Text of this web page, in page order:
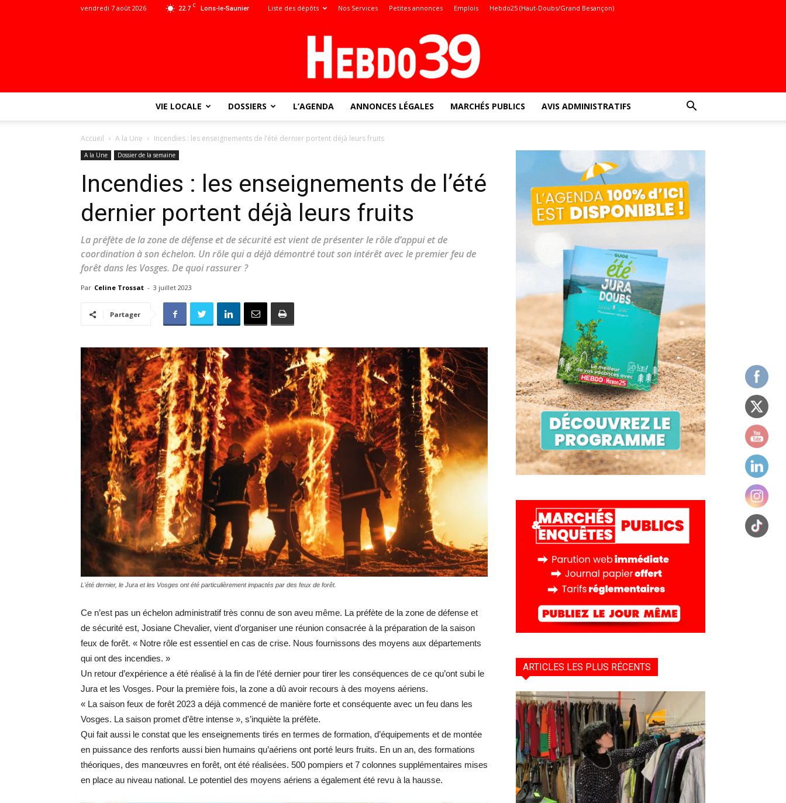
22.7 C Lons-le-Saunier
vendredi 7 août 2026 Liste des dépôts Nos Services Petites annonces Emplois Hebdo25 (Haut-Doubs/Grand Besançon)
l'info
locale
Hebdo39
VIE LOCALE DOSSIERS L’AGENDA ANNONCES LÉGALES MARCHÉS PUBLICS AVIS ADMINISTRATIFS
Accueil A la Une Incendies : les enseignements de l’été dernier portent déjà leurs fruits
A la Une Dossier de la semaine
Incendies : les enseignements de l’été
dernier portent déjà leurs fruits
La préfète de la zone de défense et de sécurité est vient de présenter le rôle d’appui et de
coordination à son échelon. Un rôle qui a déjà démontré tout son intérêt avec le premier feu de
forêt dans les Vosges. De quoi rassurer ?
Par Celine Trossat - 3 juillet 2023
Partager
L'été dernier, le Jura et les Vosges ont été particulièrement impactés par des feux de forêt.
Ce n’est pas un échelon administratif très connu de son aveu même. La préfète de la zone de défense et
de sécurité est, Josiane Chevalier, vient d’organiser une réunion consacrée à la préparation de la saison
feux de forêt. « Notre rôle est essentiel en cas de crise. Nous fournissons des moyens aux départements
qui ont des incendies. »
Un retour d’expérience a été réalisé à la fin de l’été dernier pour tirer les conséquences de ce qu’ont subi le
Jura et les Vosges. Pour la première fois, la zone a dû avoir recours à des moyens aériens.
« La saison feux de forêt 2023 a déjà commencé de manière forte et conséquente avec un feu dans les
Vosges. La saison promet d’être intense », s’inquiète la préfète.
Qui fait aussi le constat que les enseignements tirés en termes de formation, d’équipements et de montée
en puissance des renforts aussi bien humains qu’aériens ont porté leurs fruits. En un an, des formations
théoriques, des manœuvres en forêt, ont été réalisées. 500 pompiers et 7 colonnes supplémentaires mises
en place au niveau national. Le potentiel des moyens aériens a également été revu à la hausse.
ARTICLES LES PLUS RÉCENTS